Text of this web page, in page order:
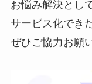
お悩み解決とし
サービス化でき
ぜひご協力お願